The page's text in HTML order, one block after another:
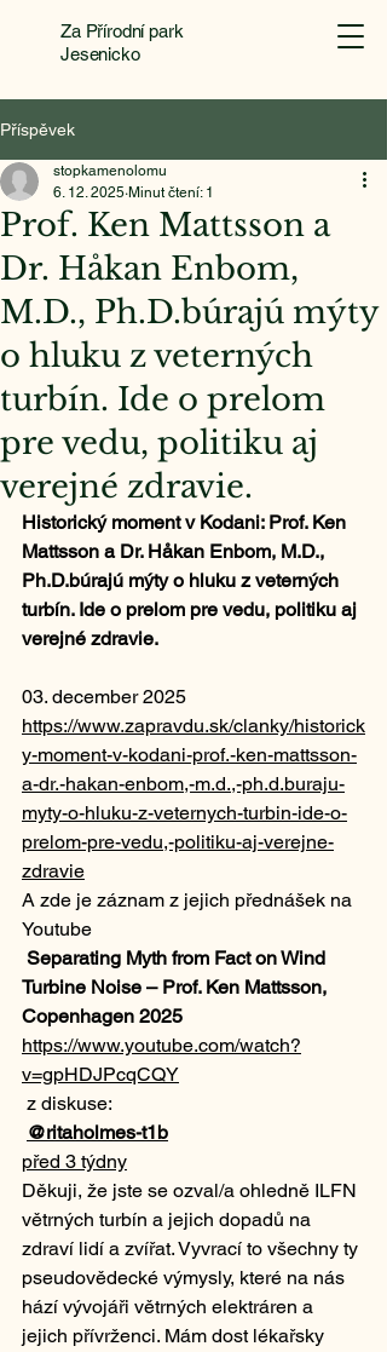
Za Přírodní park
Jesenicko
Příspěvek
Prof. Ken Mattsson a
Dr. Håkan Enbom,
M.D., Ph.D.búrajú mýty
o hluku z veterných
turbín. Ide o prelom
pre vedu, politiku aj
verejné zdravie.
stopkamenolomu
6. 12. 2025 Minut čtení: 1
Historický moment v Kodani: Prof. Ken
Mattsson a Dr. Håkan Enbom, M.D.,
Ph.D.búrajú mýty o hluku z veterných
turbín. Ide o prelom pre vedu, politiku aj
verejné zdravie.
03. december 2025
https://www.zapravdu.sk/clanky/historick
y-moment-v-kodani-prof.-ken-mattsson-
a-dr.-hakan-enbom,-m.d.,-ph.d.buraju-
myty-o-hluku-z-veternych-turbin-ide-o-
prelom-pre-vedu,-politiku-aj-verejne-
zdravie
A zde je záznam z jejich přednášek na
Youtube
Separating Myth from Fact on Wind
Turbine Noise – Prof. Ken Mattsson,
Copenhagen 2025
https://www.youtube.com/watch?
v=gpHDJPcqCQY
z diskuse:
@ritaholmes-t1b
před 3 týdny
Děkuji, že jste se ozval/a ohledně ILFN
větrných turbín a jejich dopadů na
zdraví lidí a zvířat. Vyvrací to všechny ty
pseudovědecké výmysly, které na nás
hází vývojáři větrných elektráren a
jejich přívrženci. Mám dost lékařsky